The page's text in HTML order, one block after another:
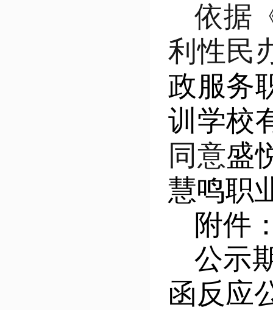
依据
利性民
政服务
训学校
同意盛
慧鸣职
附件
公示
函反应